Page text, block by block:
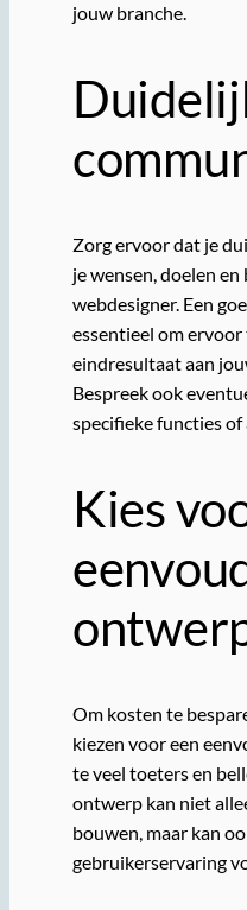
jouw branche.
Zorg ervoor dat je
je wensen, doelen
webdesigner. Een
essentieel om
eindresultaat aan
Bespreek ook
specifieke functies of
Kies
Om kosten te
kiezen voor een
te veel toeters en
ontwerp kan niet
bouwen, maar kan
gebruikerservaring